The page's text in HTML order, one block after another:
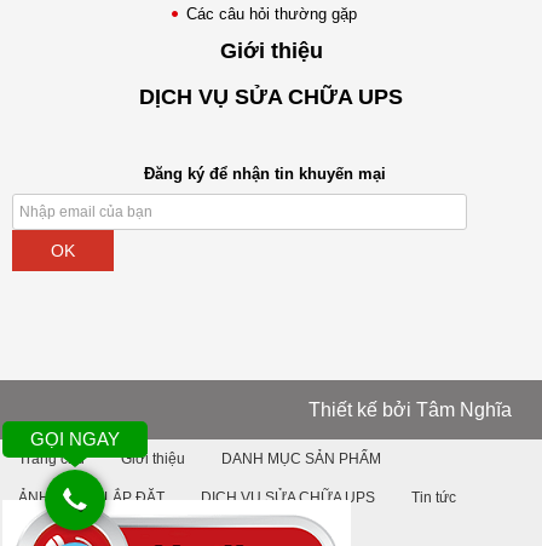
Các câu hỏi thường gặp
Giới thiệu
DỊCH VỤ SỬA CHỮA UPS
Đăng ký để nhận tin khuyến mại
OK
Thiết kế bởi Tâm Nghĩa
Trang chủ Giới thiệu DANH MỤC SẢN PHẨM
ẢNH DỰ ÁN LẮP ĐẶT DỊCH VỤ SỬA CHỮA UPS Tin tức
Liên hệ
GỌI NGAY